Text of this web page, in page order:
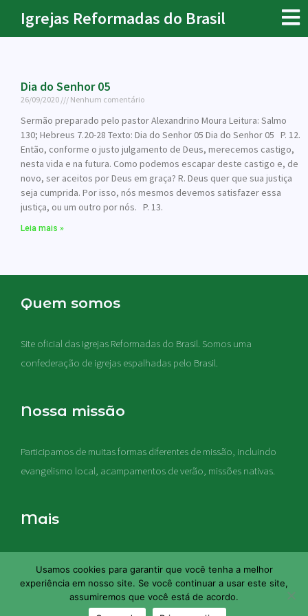
Igrejas Reformadas do Brasil
Dia do Senhor 05
26/09/2020 Nenhum comentário
Sermão preparado pelo pastor Alexandrino Moura Leitura: Salmo
130; Hebreus 7.20-28 Texto: Dia do Senhor 05 Dia do Senhor 05 P. 12.
Então, conforme o justo julgamento de Deus, merecemos castigo,
nesta vida e na futura. Como podemos escapar deste castigo e, de
novo, ser aceitos por Deus em graça? R. Deus quer que sua justiça
seja cumprida. Por isso, nós mesmos devemos satisfazer essa
justiça, ou um outro por nós. P. 13.
Leia mais »
Quem somos
Site oficial das Igrejas Reformadas do Brasil. Somos uma
confederação de igrejas espalhadas pelo Brasil.
Nossa missão
Participamos de muitas formas diferentes de missão, incluindo
evangelismo local, acampamentos de verão, missões nativas.
Mais
Deus, e esta Palavra representa a regra final de fé e vida em
nossas igrejas
Usamos cookies para garantir que você tenha a melhor
experiência em nosso site. Se você continuar a usar este site,
assumiremos que você está de acordo.